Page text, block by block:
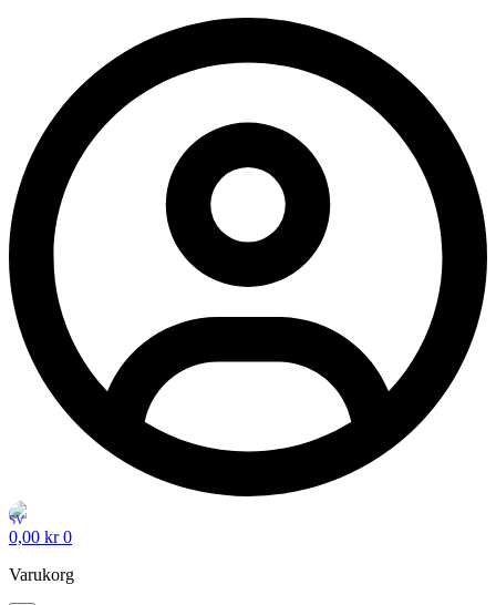
0,00 kr 0
Varukorg